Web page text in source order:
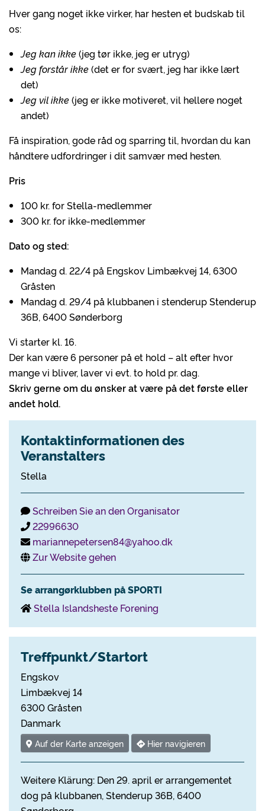
Hver gang noget ikke virker, har hesten et budskab til
os:
Jeg kan ikke(jeg tør ikke, jeg er utryg)
Jeg forstår ikke(det er for svært, jeg har ikke lært
det)
Jeg vil ikke(jeg er ikke motiveret, vil hellere noget
andet)
Få inspiration, gode råd og sparring til, hvordan du kan
håndtere udfordringer i dit samvær med hesten.
Pris
100 kr. for Stella-medlemmer
300 kr. for ikke-medlemmer
Dato og sted:
Mandag d. 22/4 på Engskov Limbækvej 14, 6300
Gråsten
Mandag d. 29/4 på klubbanen i stenderup Stenderup
36B, 6400 Sønderborg
Vi starter kl. 16.
Der kan være 6 personer på et hold – alt efter hvor
mange vi bliver, laver vi evt. to hold pr. dag.
Skriv gerne om du ønsker at være på det første eller
andet hold.
Kontaktinformationen des
Veranstalters
Stella
Schreiben Sie an den Organisator
22996630
mariannepetersen84@yahoo.dk
Zur Website gehen
Se arrangørklubben på SPORTI
Stella Islandsheste Forening
Treffpunkt/Startort
Engskov
Limbækvej 14
6300 Gråsten
Danmark
Auf der Karte anzeigen Hier navigieren
Weitere Klärung: Den 29. april er arrangementet
dog på klubbanen, Stenderup 36B, 6400